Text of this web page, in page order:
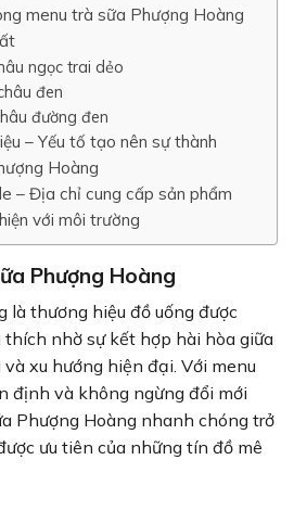
menu trà sữa Phượng Hoàng
ngọc trai dẻo
đen
đường đen
– Yếu tố tạo nên sự thành
Hoàng
– Địa chỉ cung cấp sản phẩm
với môi trường
Phượng Hoàng
là thương hiệu đồ uống được
nhờ sự kết hợp hài hòa giữa
xu hướng hiện đại. Với menu
định và không ngừng đổi mới
Phượng Hoàng nhanh chóng trở
ưu tiên của những tín đồ mê